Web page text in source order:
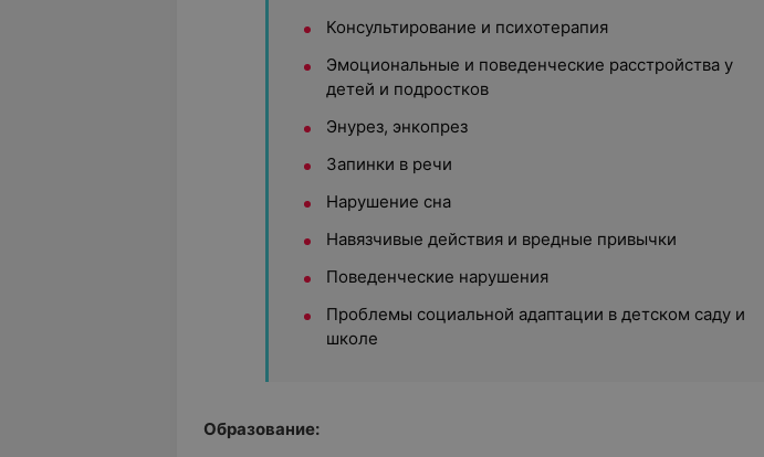
Консультирование и психотерапия
Эмоциональные и поведенческие расстройства у
детей и подростков
Энурез, энкопрез
Запинки в речи
Нарушение сна
Навязчивые действия и вредные привычки
Поведенческие нарушения
Проблемы социальной адаптации в детском саду и
школе
Образование: